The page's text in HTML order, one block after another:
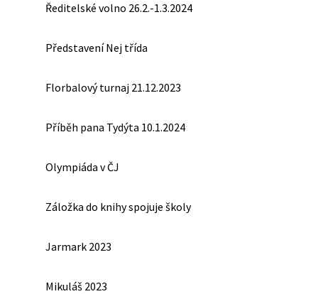
Ředitelské volno 26.2.-1.3.2024
Představení Nej třída
Florbalový turnaj 21.12.2023
Příběh pana Tydýta 10.1.2024
Olympiáda v ČJ
Záložka do knihy spojuje školy
Jarmark 2023
Mikuláš 2023